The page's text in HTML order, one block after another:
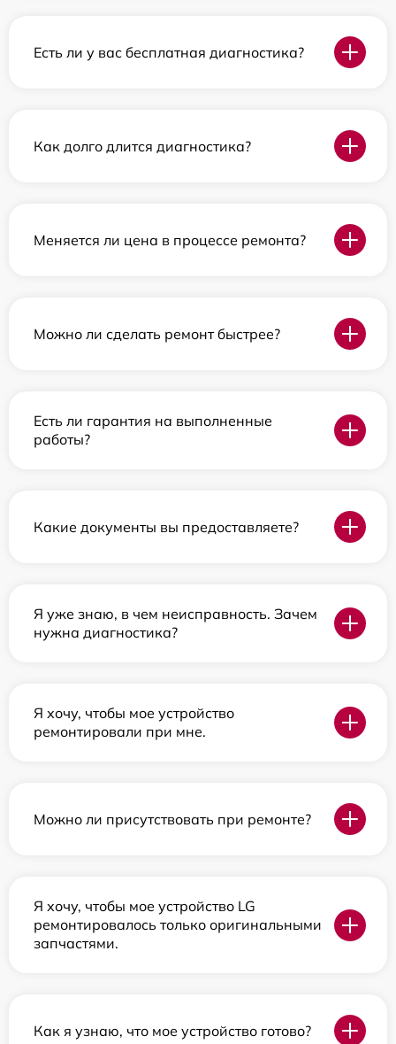
Есть ли у вас бесплатная диагностика?
Как долго длится диагностика?
Меняется ли цена в процессе ремонта?
Можно ли сделать ремонт быстрее?
Есть ли гарантия на выполненные
работы?
Какие документы вы предоставляете?
Я уже знаю, в чем неисправность. Зачем
нужна диагностика?
Я хочу, чтобы мое устройство
ремонтировали при мне.
Можно ли присутствовать при ремонте?
Я хочу, чтобы мое устройство LG
ремонтировалось только оригинальными
запчастями.
Как я узнаю, что мое устройство готово?